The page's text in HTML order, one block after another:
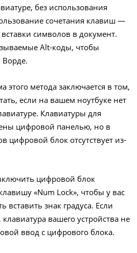
без использования
сочетания клавиш —
символов в документ.
Alt-коды, чтобы
Ворде.
этого метода заключается в том,
если на вашем ноутбуке нет
Клавиатуры для
цифровой панелью, но в
цифровой блок отсутствует из-
цифровой блок
«Num Lock», чтобы у вас
вставить знак градуса. Если
вашего устройства не
ввод с цифрового блока.